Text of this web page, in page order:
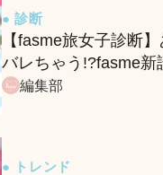
● 診断
【fasme旅女子診断
バレちゃう!?fasme新
編集部
● トレンド